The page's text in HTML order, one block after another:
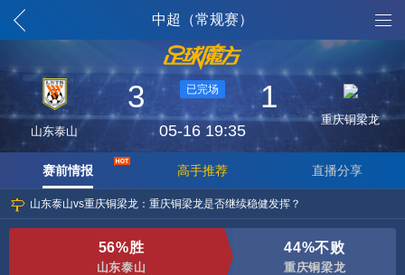
中超（常规赛）
山东泰山
3 已完场 1
05-16 19:35
重庆铜梁龙
赛前情报 高手推荐 直播分享
山东泰山vs重庆铜梁龙：重庆铜梁龙是否继续稳健发挥？
56%胜
山东泰山
44%不败
重庆铜梁龙